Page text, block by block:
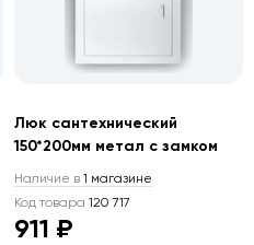
Люк сантехнический
150*200мм метал с замком
Наличие в 1 магазине
Код товара 120 717
911 ₽